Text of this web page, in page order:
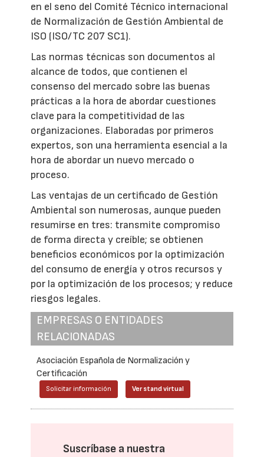
en el seno del Comité Técnico internacional
de Normalización de Gestión Ambiental de
ISO (ISO/TC 207 SC1).
Las normas técnicas son documentos al
alcance de todos, que contienen el
consenso del mercado sobre las buenas
prácticas a la hora de abordar cuestiones
clave para la competitividad de las
organizaciones. Elaboradas por primeros
expertos, son una herramienta esencial a la
hora de abordar un nuevo mercado o
proceso.
Las ventajas de un certificado de Gestión
Ambiental son numerosas, aunque pueden
resumirse en tres: transmite compromiso
de forma directa y creíble; se obtienen
beneficios económicos por la optimización
del consumo de energía y otros recursos y
por la optimización de los procesos; y reduce
riesgos legales.
EMPRESAS O ENTIDADES
RELACIONADAS
Asociación Española de Normalización y
Certificación
Solicitar información Ver stand virtual
Suscríbase a nuestra